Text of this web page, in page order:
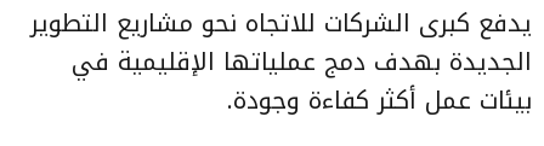
يدفع كبرى الشركات للاتجاه نحو مشاريع التطوير
الجديدة بهدف دمج عملياتها الإقليمية في
بيئات عمل أكثر كفاءة وجودة.